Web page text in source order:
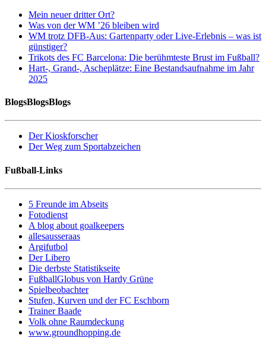
Mein neuer dritter Ort?
Was von der WM ’26 bleiben wird
WM trotz DFB-Aus: Gartenparty oder Live-Erlebnis – was ist
günstiger?
Trikots des FC Barcelona: Die berühmteste Brust im Fußball?
Hart-, Grand-, Ascheplätze: Eine Bestandsaufnahme im Jahr
2025
BlogsBlogsBlogs
Der Kioskforscher
Der Weg zum Sportabzeichen
Fußball-Links
5 Freunde im Abseits
Fotodienst
A blog about goalkeepers
allesausseraas
Argifutbol
Der Libero
Die derbste Statistikseite
FußballGlobus von Hardy Grüne
Spielbeobachter
Stufen, Kurven und der FC Eschborn
Trainer Baade
Volk ohne Raumdeckung
www.groundhopping.de